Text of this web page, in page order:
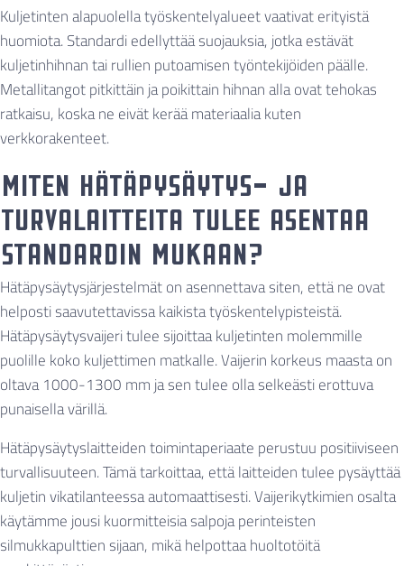
Kuljetinten alapuolella työskentelyalueet vaativat erityistä
huomiota. Standardi edellyttää suojauksia, jotka estävät
kuljetinhihnan tai rullien putoamisen työntekijöiden päälle.
Metallitangot pitkittäin ja poikittain hihnan alla ovat tehokas
ratkaisu, koska ne eivät kerää materiaalia kuten
verkkorakenteet.
Miten hätäpysäytys- ja
turvalaitteita tulee asentaa
standardin mukaan?
Hätäpysäytysjärjestelmät on asennettava siten, että ne ovat
helposti saavutettavissa kaikista työskentelypisteistä.
Hätäpysäytysvaijeri tulee sijoittaa kuljetinten molemmille
puolille koko kuljettimen matkalle. Vaijerin korkeus maasta on
oltava 1000-1300 mm ja sen tulee olla selkeästi erottuva
punaisella värillä.
Hätäpysäytyslaitteiden toimintaperiaate perustuu positiiviseen
turvallisuuteen. Tämä tarkoittaa, että laitteiden tulee pysäyttää
kuljetin vikatilanteessa automaattisesti. Vaijerikytkimien osalta
käytämme jousi kuormitteisia salpoja perinteisten
silmukkapulttien sijaan, mikä helpottaa huoltotöitä